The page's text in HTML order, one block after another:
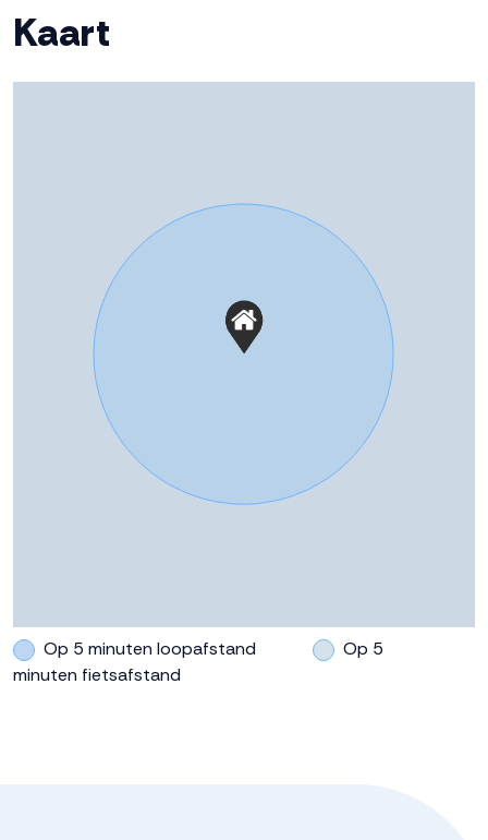
Kaart
Op 5 minuten loopafstand
Op 5
minuten fietsafstand